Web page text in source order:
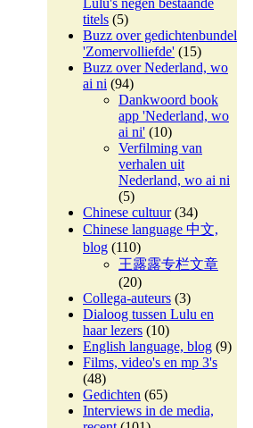
titels (5)
Buzz over gedichtenbundel
'Zomervolliefde' (15)
Buzz over Nederland, wo
ai ni (94)
Dankwoord book
app 'Nederland, wo
ai ni' (10)
Verfilming van
verhalen uit
Nederland, wo ai ni
(5)
Chinese cultuur(34)
Chinese language 中文,
blog (110)
王露露专栏文章
(20)
Collega-auteurs (3)
Dialoog tussen Lulu en
haar lezers (10)
English language, blog (9)
Films, video's en mp 3's
(48)
Gedichten (65)
Interviews in de media,